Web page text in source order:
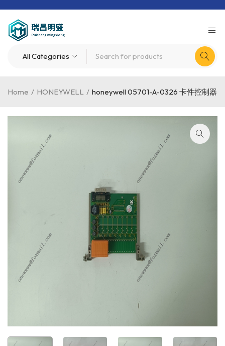
Home / HONEYWELL / honeywell 05701-A-0326 卡件控制器